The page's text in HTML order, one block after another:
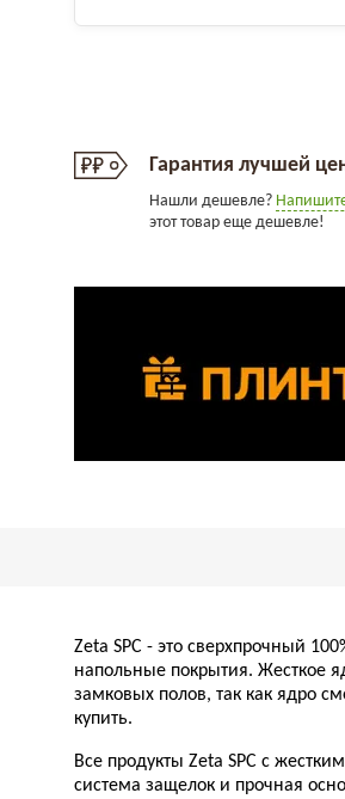
Гарантия лучшей
Нашли дешевле?
этот товар еще дешевле!
Zeta SPC - это сверхпрочный
напольные покрытия. Жесткое
замковых полов, так как ядро
купить.
Все продукты Zeta SPC с
система защелок и прочная